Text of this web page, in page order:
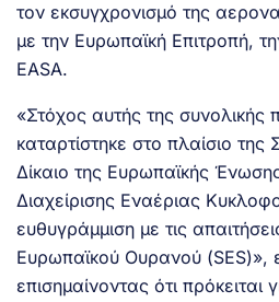
τον εκσυγχρονισμό της
με την Ευρωπαϊκή Επιτροπή,
EASA.
«Στόχος αυτής της
καταρτίστηκε στο πλαίσιο
Δίκαιο της Ευρωπαϊκής
Διαχείρισης Εναέριας
ευθυγράμμιση με τις
Ευρωπαϊκού Ουρανού (SES)»,
επισημαίνοντας ότι πρόκειται